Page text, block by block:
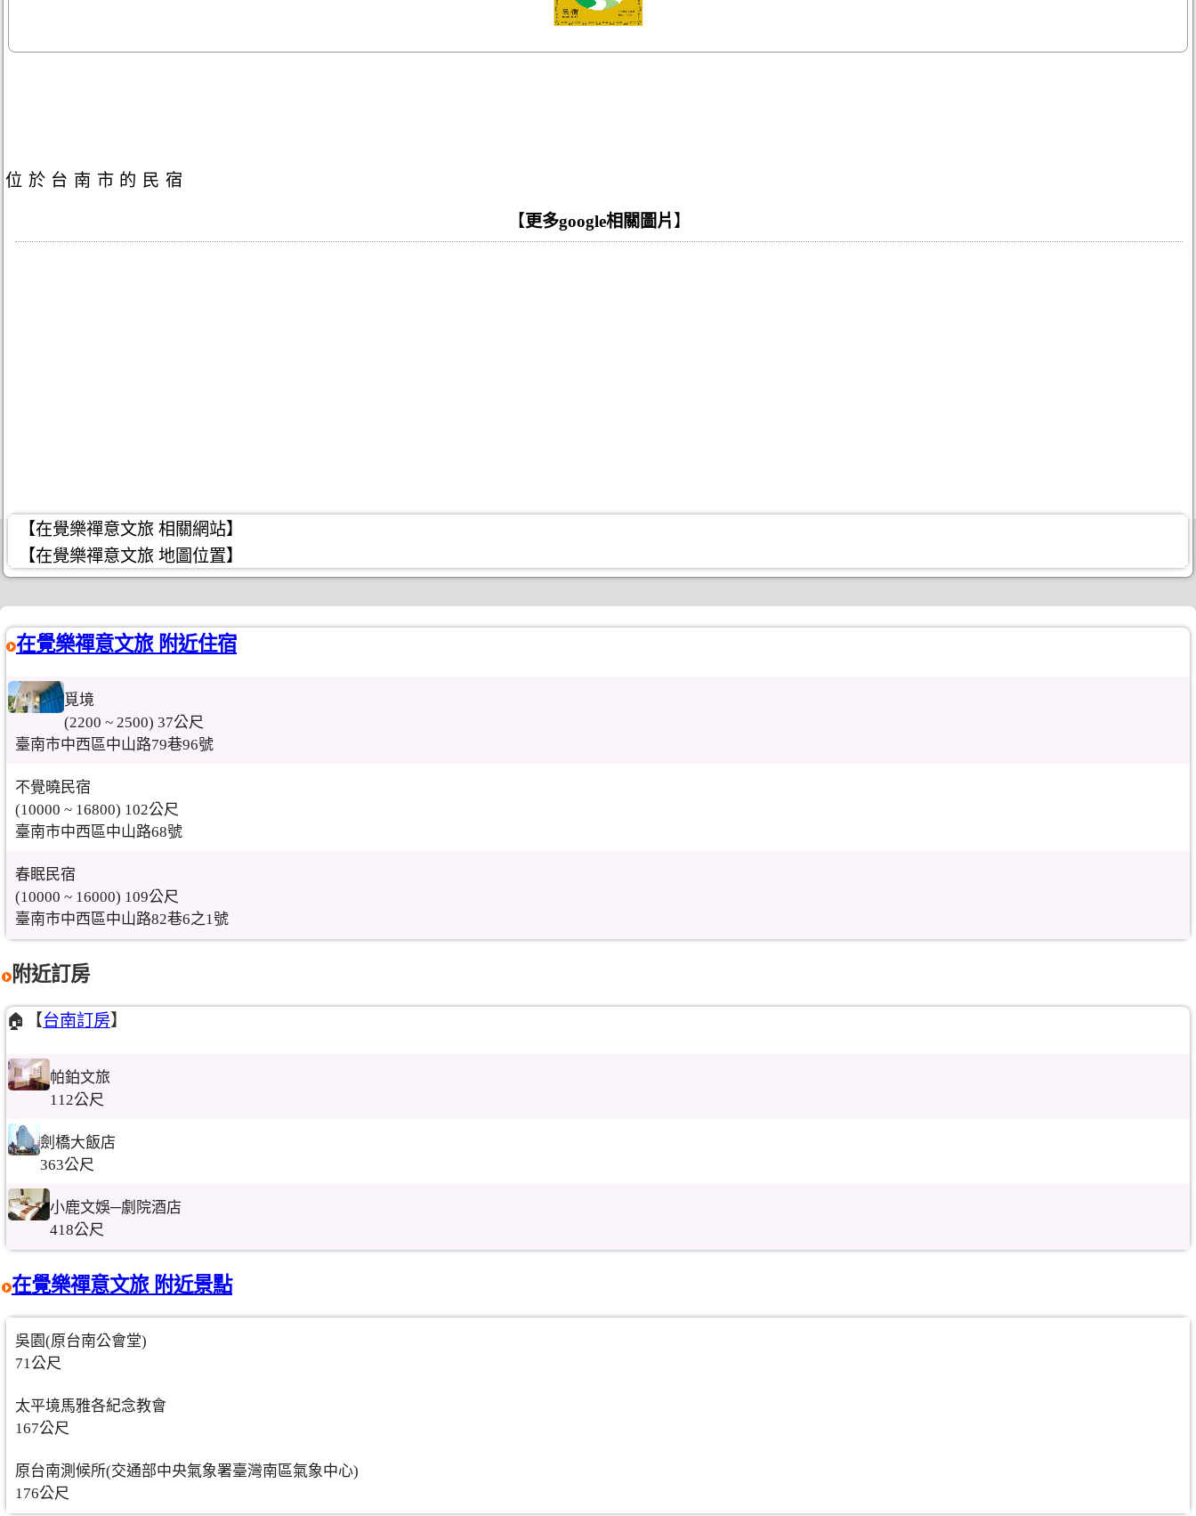
位於台南市的民宿
【 更多google相關圖片 】
【在覺樂禪意文旅 相關網站】
【在覺樂禪意文旅 地圖位置】
在覺樂禪意文旅 附近住宿
覓境
(2200 ~ 2500) 37公尺
臺南市中西區中山路79巷96號
不覺曉民宿
(10000 ~ 16800) 102公尺
臺南市中西區中山路68號
春眠民宿
(10000 ~ 16000) 109公尺
臺南市中西區中山路82巷6之1號
附近訂房
🏠【台南訂房】
帕鉑文旅
112公尺
劍橋大飯店
363公尺
小鹿文娛─劇院酒店
418公尺
在覺樂禪意文旅 附近景點
吳園(原台南公會堂)
71公尺
太平境馬雅各紀念教會
167公尺
原台南測候所(交通部中央氣象署臺灣南區氣象中心)
176公尺